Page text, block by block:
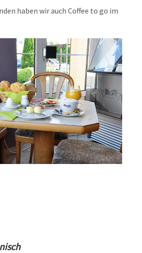
haben wir auch Coffee to go im